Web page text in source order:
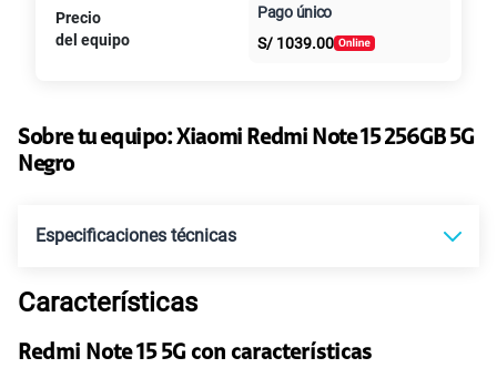
Paga solo
125GBen alta velocidad
S/
Paga solo
Paga solo
Al contado Cuotas Claro
intereses
Precio
del equipo
Pago único
S/ 1039.00
Sobre tu equipo:Xiaomi Redmi Note 15 256GB 5G
Negro
Especificaciones técnicas
Tecnología de Pantalla
Características
Redmi Note 15 5G con características